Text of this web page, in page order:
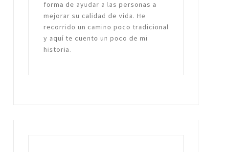
forma de ayudar a las personas a
mejorar su calidad de vida. He
recorrido un camino poco tradicional
y aquí te cuento un poco de mi
historia.